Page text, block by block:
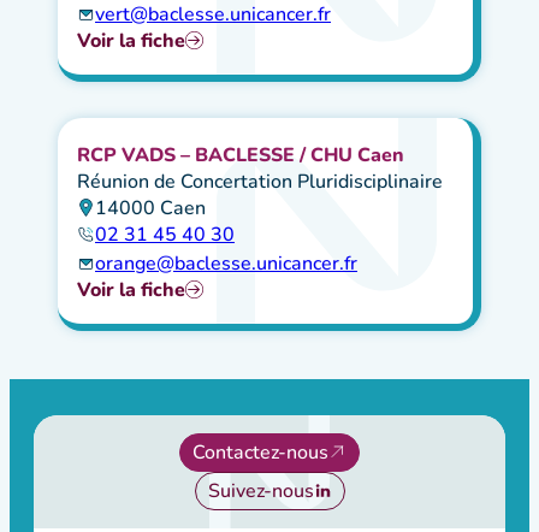
vert@baclesse.unicancer.fr
Voir la fiche
RCP VADS – BACLESSE / CHU Caen
Réunion de Concertation Pluridisciplinaire
14000 Caen
02 31 45 40 30
orange@baclesse.unicancer.fr
Voir la fiche
Contactez-nous
Suivez-nous